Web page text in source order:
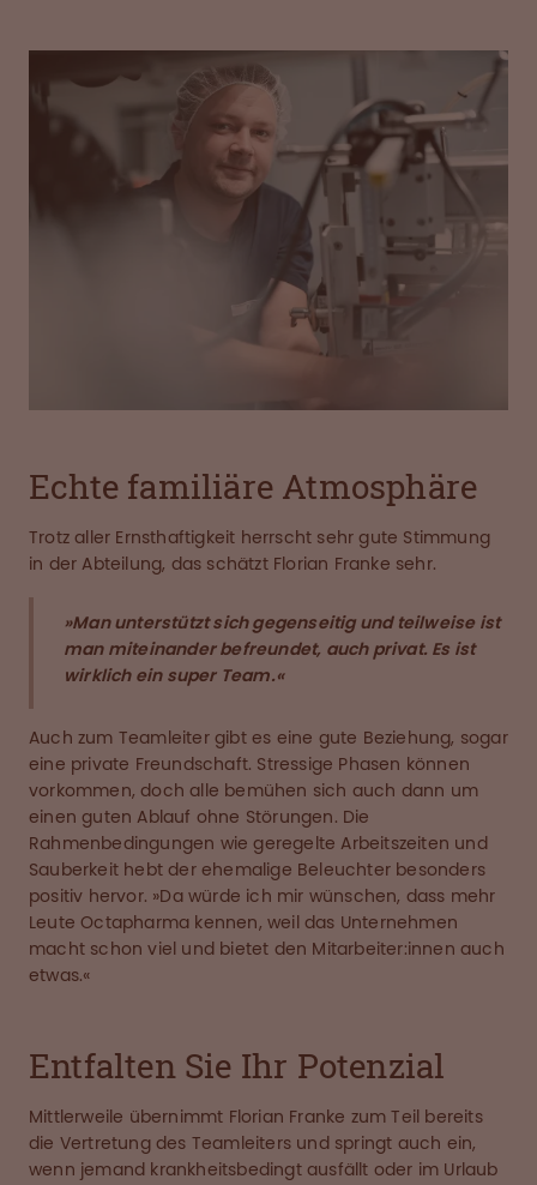
Echte familiäre Atmosphäre
Trotz aller Ernsthaftigkeit herrscht sehr gute Stimmung
in der Abteilung, das schätzt Florian Franke sehr.
»Man unterstützt sich gegenseitig und teilweise ist
man miteinander befreundet, auch privat. Es ist
wirklich ein super Team.«
Auch zum Teamleiter gibt es eine gute Beziehung, sogar
eine private Freundschaft. Stressige Phasen können
vorkommen, doch alle bemühen sich auch dann um
einen guten Ablauf ohne Störungen. Die
Rahmenbedingungen wie geregelte Arbeitszeiten und
Sauberkeit hebt der ehemalige Beleuchter besonders
positiv hervor. »Da würde ich mir wünschen, dass mehr
Leute Octapharma kennen, weil das Unternehmen
macht schon viel und bietet den Mitarbeiter:innen auch
etwas.«
Entfalten Sie Ihr Potenzial
Mittlerweile übernimmt Florian Franke zum Teil bereits
die Vertretung des Teamleiters und springt auch ein,
wenn jemand krankheitsbedingt ausfällt oder im Urlaub